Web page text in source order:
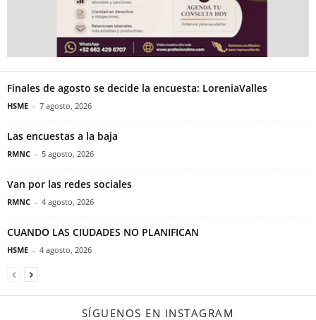
Finales de agosto se decide la encuesta: LoreniaValles
HSME - 7 agosto, 2026
Las encuestas a la baja
RMNC - 5 agosto, 2026
Van por las redes sociales
RMNC - 4 agosto, 2026
CUANDO LAS CIUDADES NO PLANIFICAN
HSME - 4 agosto, 2026
SÍGUENOS EN INSTAGRAM